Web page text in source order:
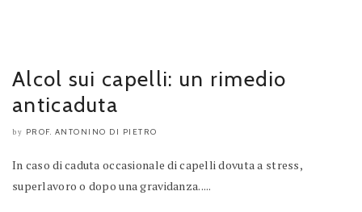
Alcol sui capelli: un rimedio
anticaduta
by PROF. ANTONINO DI PIETRO
In caso di caduta occasionale di capelli dovuta a stress,
superlavoro o dopo una gravidanza.....